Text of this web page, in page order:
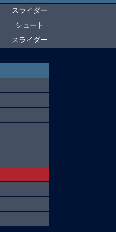
スライダー
シュート
スライダー